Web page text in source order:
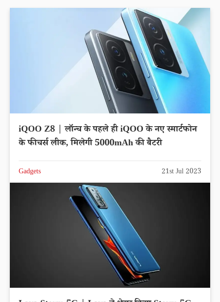
iQOO Z8 | लॉन्च के पहले ही iQOO के नए स्मार्टफोन
के फीचर्स लीक, मिलेगी 5000mAh की बैटरी
Gadgets 21st Jul 2023